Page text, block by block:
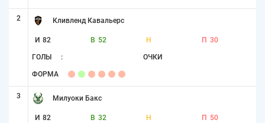
2 Кливленд Кавальерс
И 82 В 52 Н П 30
ГОЛЫ : ОЧКИ
ФОРМА
3 Милуоки Бакс
И 82 В 32 Н П 50